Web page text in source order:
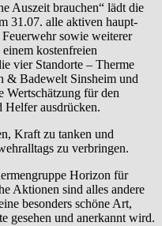
Auszeit brauchen“ lädt die
31.07. alle aktiven haupt-
sowie weiterer
kostenfreien
vier Standorte – Therme
& Badewelt Sinsheim und
Wertschätzung für den
Helfer ausdrücken.
Kraft zu tanken und
zu verbringen.
Horizon für
Aktionen sind alles andere
besonders schöne Art,
gesehen und anerkannt wird.